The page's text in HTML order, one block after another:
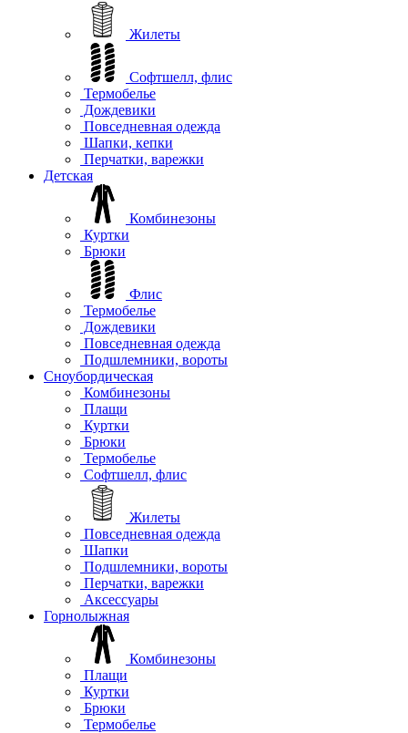
Жилеты
Софтшелл, флис
Термобелье
Дождевики
Повседневная одежда
Шапки, кепки
Перчатки, варежки
Детская
Комбинезоны
Куртки
Брюки
Флис
Термобелье
Дождевики
Повседневная одежда
Подшлемники, вороты
Сноубордическая
Комбинезоны
Плащи
Куртки
Брюки
Термобелье
Софтшелл, флис
Жилеты
Повседневная одежда
Шапки
Подшлемники, вороты
Перчатки, варежки
Аксессуары
Горнолыжная
Комбинезоны
Плащи
Куртки
Брюки
Термобелье